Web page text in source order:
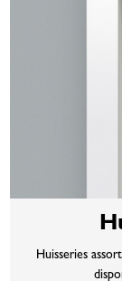
Huisseries